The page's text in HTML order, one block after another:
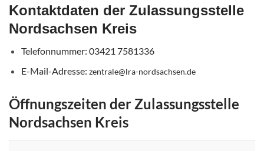
Kontaktdaten der Zulassungsstelle
Nordsachsen Kreis
Telefonnummer: 03421 7581336
E-Mail-Adresse: zentrale@lra-nordsachsen.de
Öffnungszeiten der Zulassungsstelle
Nordsachsen Kreis